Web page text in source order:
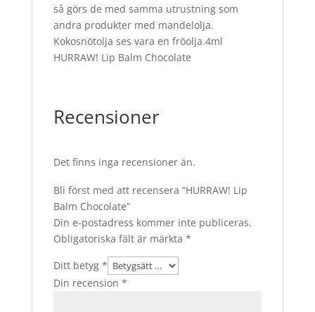
så görs de med samma utrustning som
andra produkter med mandelolja.
Kokosnötolja ses vara en fröolja.4ml
HURRAW! Lip Balm Chocolate
Recensioner
Det finns inga recensioner än.
Bli först med att recensera ”HURRAW! Lip
Balm Chocolate”
Din e-postadress kommer inte publiceras.
Obligatoriska fält är märkta *
Ditt betyg *
Din recension *